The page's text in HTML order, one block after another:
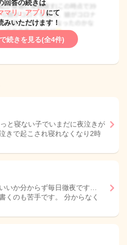
回答の続きは
マリ」アプリ にて
みいただけます！
続きを見る(全4件)
と寝ない子でいまだに夜泣きが
きで起こされ寝れなくなり2時
いか分からず毎日徹夜です…
くのも苦手です。 分からなく